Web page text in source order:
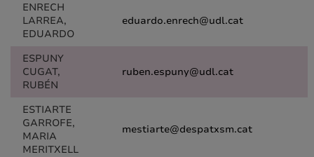
ENRECH
LARREA,
EDUARDO
eduardo.enrech@udl.cat
ESPUNY
CUGAT,
RUBÉN
ruben.espuny@udl.cat
ESTIARTE
GARROFE,
MARIA
MERITXELL
mestiarte@despatxsm.cat